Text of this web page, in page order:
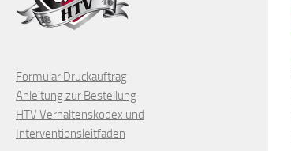
Formular Druckauftrag
Anleitung zur Bestellung
HTV Verhaltenskodex und
Interventionsleitfaden